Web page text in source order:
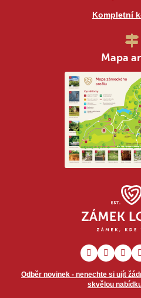
Odběr novinek - nenechte si ujít
skvělou
Kompletní
Mapa